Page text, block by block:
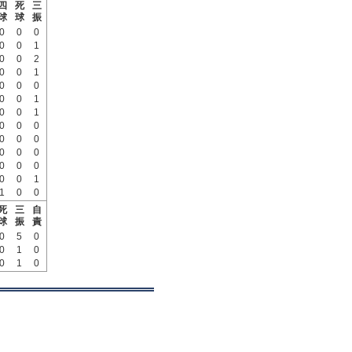
死
球
三
振
0
0
0
0
0
1
0
0
2
0
0
1
0
0
0
0
0
1
0
0
1
0
0
0
0
0
0
0
0
0
0
0
0
0
0
1
1
0
0
三
振
自
責
0
5
0
0
1
0
0
1 0